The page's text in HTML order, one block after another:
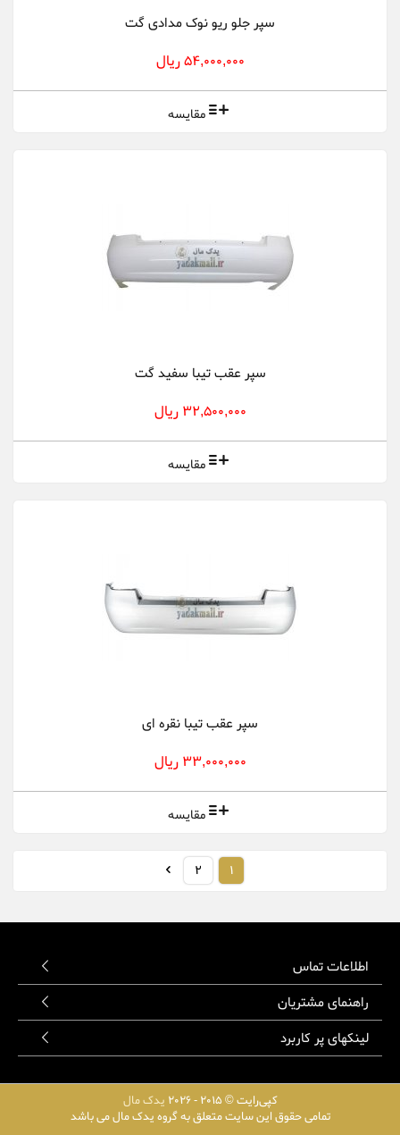
سپر جلو ریو نوک مدادی گت
54,000,000 ریال
مقایسه
سپر عقب تیبا سفید گت
32,500,000 ریال
مقایسه
سپر عقب تیبا نقره ای
33,000,000 ریال
مقایسه
1
2
اطلاعات تماس
راهنمای مشتریان
لینکهای پر کاربرد
کپی‌رایت © 2015 - 2026
یدک مال
تمامی حقوق این سایت متعلق به گروه یدک مال می باشد